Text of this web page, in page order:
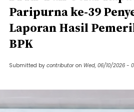
Paripurna ke-39
Laporan Hasil
BPK
Submitted by contributor on Wed, 06/10/2026 -